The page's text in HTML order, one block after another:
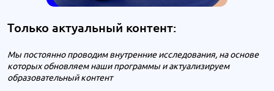
Только актуальный контент:
Мы постоянно проводим внутренние исследования, на основе
которых обновляем наши программы и актуализируем
образовательный контент